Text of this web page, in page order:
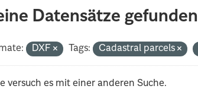
Datensätze gefunden
DXF Tags: Cadastral parcels
versuch es mit einer anderen Suche.